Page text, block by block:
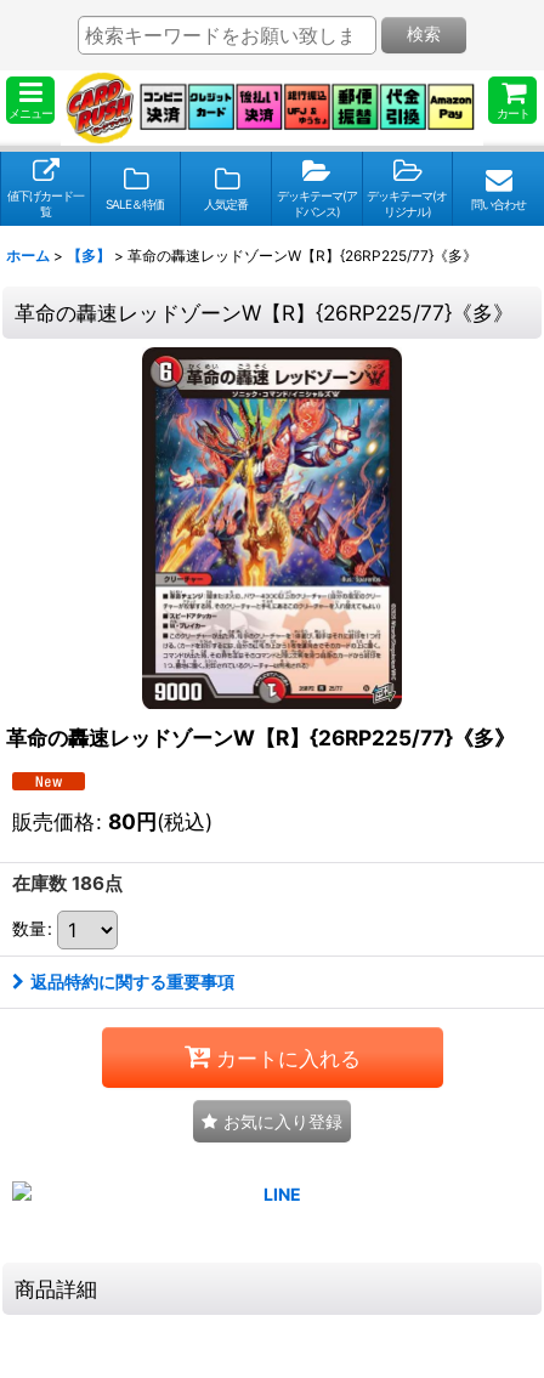
メニュー カート
検索
値下げカード一
覧
SALE＆特価 人気定番
デッキテーマ(ア
ドバンス)
デッキテーマ(オ
リジナル)
問い合わせ
ホーム > 【多】 > 革命の轟速レッドゾーンW【R】{26RP225/77}《多》
革命の轟速レッドゾーンW【R】{26RP225/77}《多》
革命の轟速レッドゾーンW【R】{26RP225/77}《多》
販売価格: 80円(税込)
在庫数 186点
数量:
返品特約に関する重要事項
カートに入れる
お気に入り登録
商品詳細